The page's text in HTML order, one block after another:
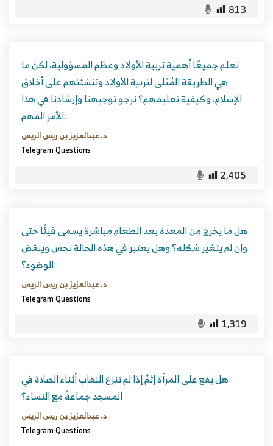
813
نعلم جميعًا أهمية تربية الأولاد وعظم المسؤولية، لكن ما
هي الطريقة المُثلى لتربية الأولاد وتنشئتهم على أخلاق
الإسلام، وكيفية تعليمهم؟ نرجو توجيهنا وإرشادنا في هذا
الأمر المهم.
د. عبدالعزيز بن ريس الريس
Telegram Questions
2,405
هل ما يخرج مِن المعدة بعد الطعام مباشرة يسمى قيئًا حتى
وإن لم يتغير شكله؟ وهل يعتبر في هذه الحالة نجس وينقض
الوضوء؟
د. عبدالعزيز بن ريس الريس
Telegram Questions
1,319
هل يقع على المرأة إثمٌ إذا لم تنزع النقاب أثناء الصلاة في
المسجد جماعةً مع النساء؟
د. عبدالعزيز بن ريس الريس
Telegram Questions